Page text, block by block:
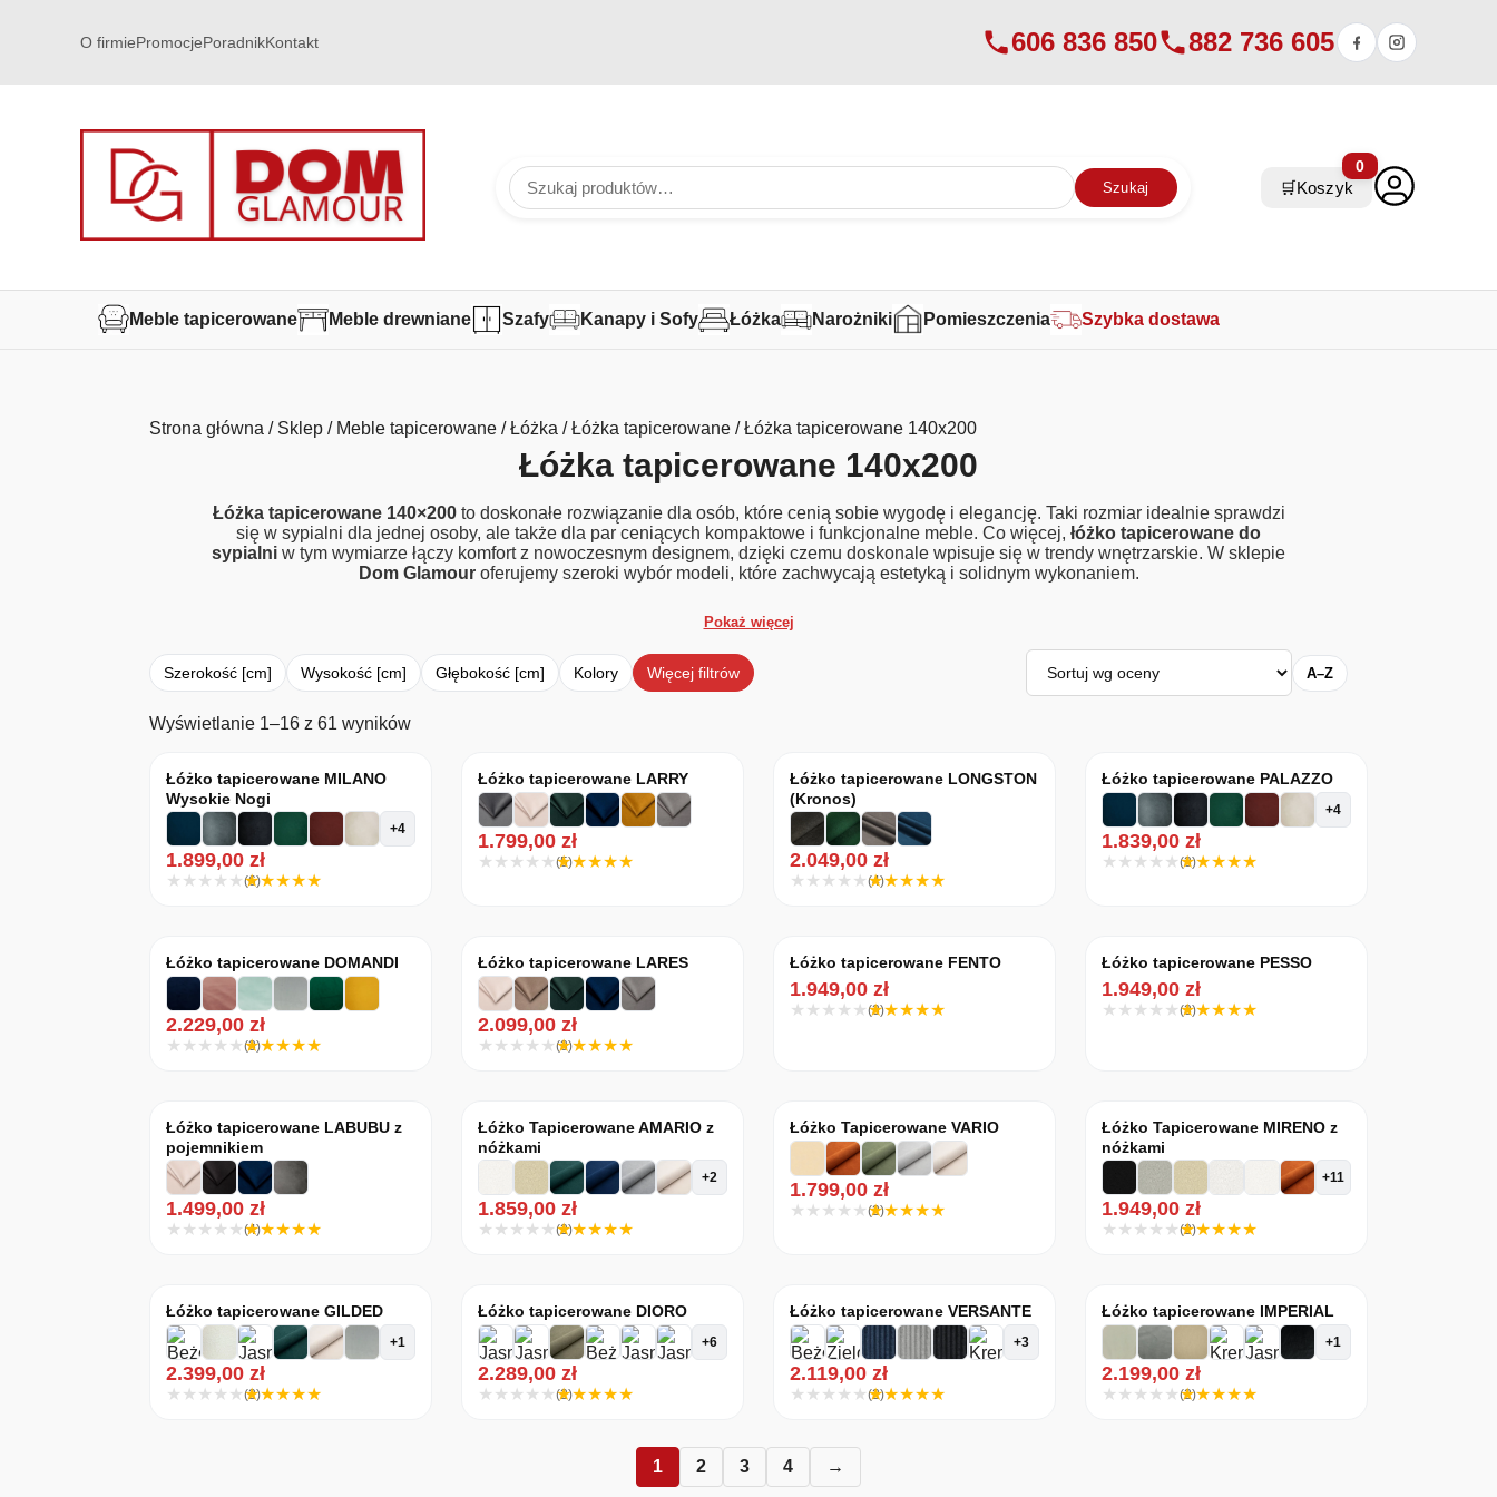
O firmiePromocjePoradnikKontakt 606 836 850 882 736 605
Szukaj 🛒Koszyk
0
Meble tapicerowane Meble drewniane Szafy Kanapy i Sofy Łóżka Narożniki Pomieszczenia Szybka dostawa
Strona główna / Sklep / Meble tapicerowane /Łóżka /Łóżka tapicerowane / Łóżka tapicerowane 140x200
Łóżka tapicerowane 140x200
Łóżka tapicerowane 140×200to doskonałe rozwiązanie dla osób, które cenią sobie wygodę i elegancję. Taki rozmiar idealnie sprawdzi
się w sypialni dla jednej osoby, ale także dla par ceniących kompaktowe i funkcjonalne meble. Co więcej, łóżko tapicerowane do
sypialni w tym wymiarze łączy komfort z nowoczesnym designem, dzięki czemu doskonale wpisuje się w trendy wnętrzarskie. W sklepie
Dom Glamouroferujemy szeroki wybór modeli, które zachwycają estetyką i solidnym wykonaniem.
Pokaż więcej
Szerokość [cm] Wysokość [cm] Głębokość [cm] Kolory Więcej filtrów
Sortuj
A–Z
Wyświetlanie 1–16 z 61 wynikówPosortowane według średniej oceny
Łóżko tapicerowane MILANO
Wysokie Nogi
+4
1.899,00zł
(6)
Łóżko tapicerowane LARRY
1.799,00zł
(5)
Łóżko tapicerowane LONGSTON
(Kronos)
2.049,00zł
(4)
Łóżko tapicerowane PALAZZO
+4
1.839,00zł
(3)
Łóżko tapicerowane DOMANDI
2.229,00zł
(3)
Łóżko tapicerowane LARES
2.099,00zł
(3)
Łóżko tapicerowane FENTO
1.949,00zł
(3)
Łóżko tapicerowane PESSO
1.949,00zł
(3)
Łóżko tapicerowane LABUBU z
pojemnikiem
1.499,00zł
(4)
Łóżko Tapicerowane AMARIO z
nóżkami
+2
1.859,00zł
(2)
Łóżko Tapicerowane VARIO
1.799,00zł
(2)
Łóżko Tapicerowane MIRENO z
nóżkami
+11
1.949,00zł
(2)
Łóżko tapicerowane GILDED
+1
2.399,00zł
(2)
Łóżko tapicerowane DIORO
+6
2.289,00zł
(2)
Łóżko tapicerowane VERSANTE
+3
2.119,00zł
(2)
Łóżko tapicerowane IMPERIAL
+1
2.199,00zł
(2)
1 2 3 4 →